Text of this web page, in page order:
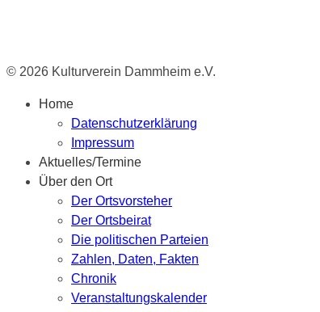
© 2026 Kulturverein Dammheim e.V.
Home
Datenschutzerklärung
Impressum
Aktuelles/Termine
Über den Ort
Der Ortsvorsteher
Der Ortsbeirat
Die politischen Parteien
Zahlen, Daten, Fakten
Chronik
Veranstaltungskalender